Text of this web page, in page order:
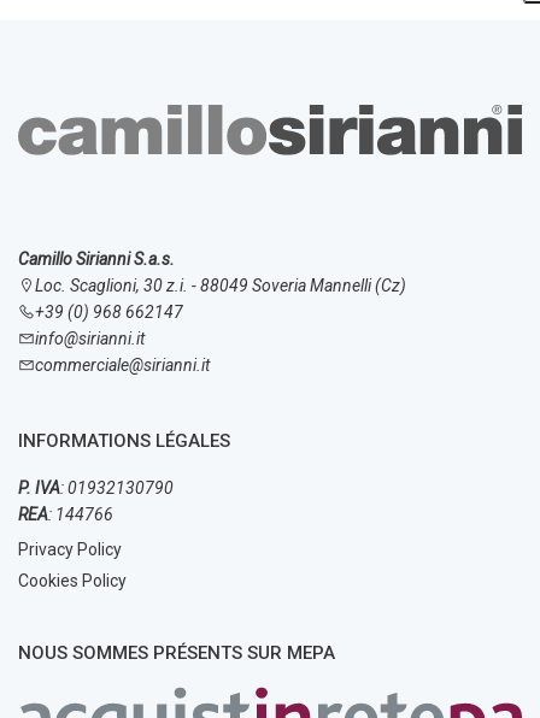
Camillo Sirianni S.a.s.
Loc. Scaglioni, 30 z.i. - 88049 Soveria Mannelli (Cz)
+39 (0) 968 662147
info@sirianni.it
commerciale@sirianni.it
INFORMATIONS LÉGALES
P. IVA: 01932130790
REA: 144766
Privacy Policy
Cookies Policy
NOUS SOMMES PRÉSENTS SUR MEPA